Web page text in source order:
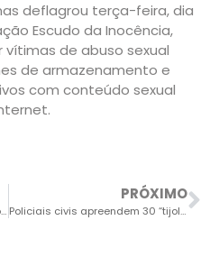
deflagrou terça-feira, dia
Escudo da Inocência,
de abuso sexual
de armazenamento e
com conteúdo sexual
Conheça Salto através dos pontos turísticos
PRÓXIMO
Policiais civis apreendem 30 “tijolos” de maconha e prendem homem